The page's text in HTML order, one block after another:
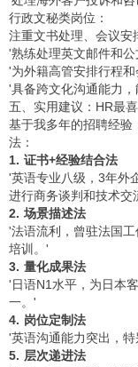
行政文秘类岗位：
注重文书处理、会议安
'熟练处理英文邮件和
'为外籍高管安排行程
'具备跨文化沟通能力
五、实用建议：HR最
基于我多年的招聘经验
法：
1. 证书+经验结合法
'英语专业八级，3年外
进行商务谈判和技术交
2. 场景描述法
'法语流利，曾驻法国
培训。'
3. 量化成果法
'日语N1水平，为日本
一。'
4. 岗位定制法
'英语沟通能力突出，
5. 层次递进法